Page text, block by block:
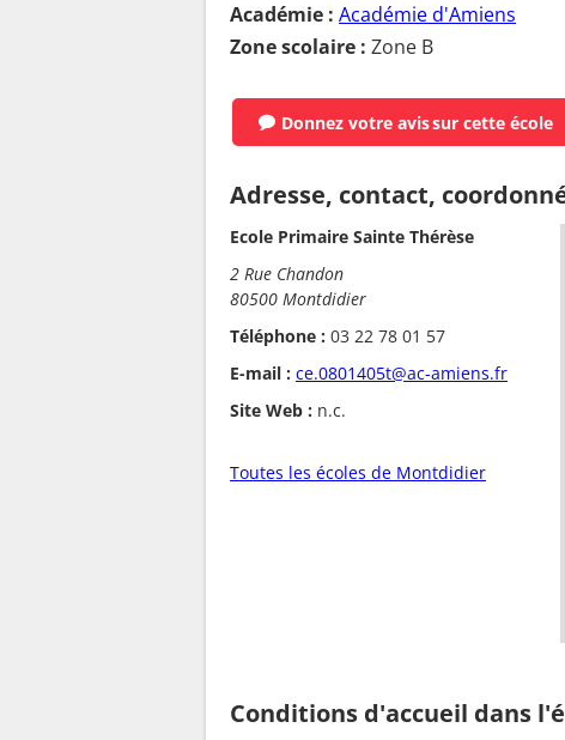
Académie : Académie d'Amiens
Zone scolaire : Zone B
Donnez votre avissur cette école
Adresse, contact,
Ecole Primaire Sainte Thérèse
2 Rue Chandon
80500 Montdidier
Téléphone : 03 22 78 01 57
E-mail : ce.0801405t@ac-amiens.fr
Site Web : n.c.
Toutes les écoles de Montdidier
Conditions d'accueil dans